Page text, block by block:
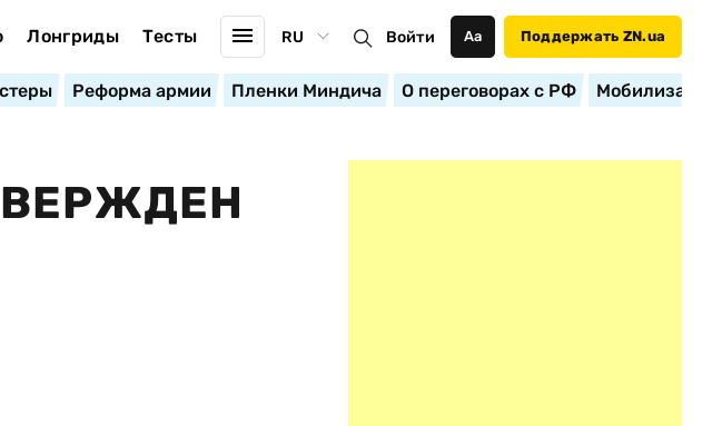
Лонгриды Тесты RU Войти Аа Поддержать ZN.ua
Реформа армии Пленки Миндича О переговорах с РФ